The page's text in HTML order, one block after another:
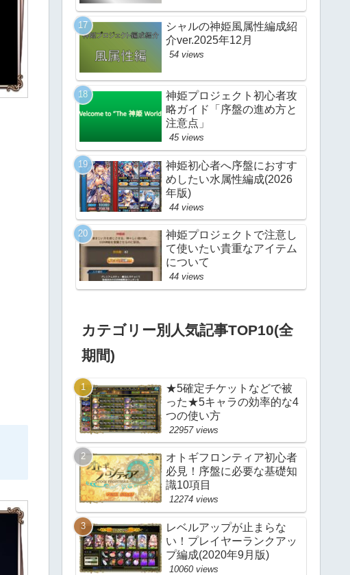
シャルの神姫風属性編成紹
介ver.2025年12月
54 views
神姫プロジェクト初心者攻
略ガイド「序盤の進め方と
注意点」
45 views
神姫初心者へ序盤におすす
めしたい水属性編成(2026
年版)
44 views
神姫プロジェクトで注意し
て使いたい貴重なアイテム
について
44 views
カテゴリー別人気記事TOP10(全
期間)
★5確定チケットなどで被
った★5キャラの効率的な4
つの使い方
22957 views
オトギフロンティア初心者
必見！序盤に必要な基礎知
識10項目
12274 views
レベルアップが止まらな
い！プレイヤーランクアッ
プ編成(2020年9月版)
10060 views